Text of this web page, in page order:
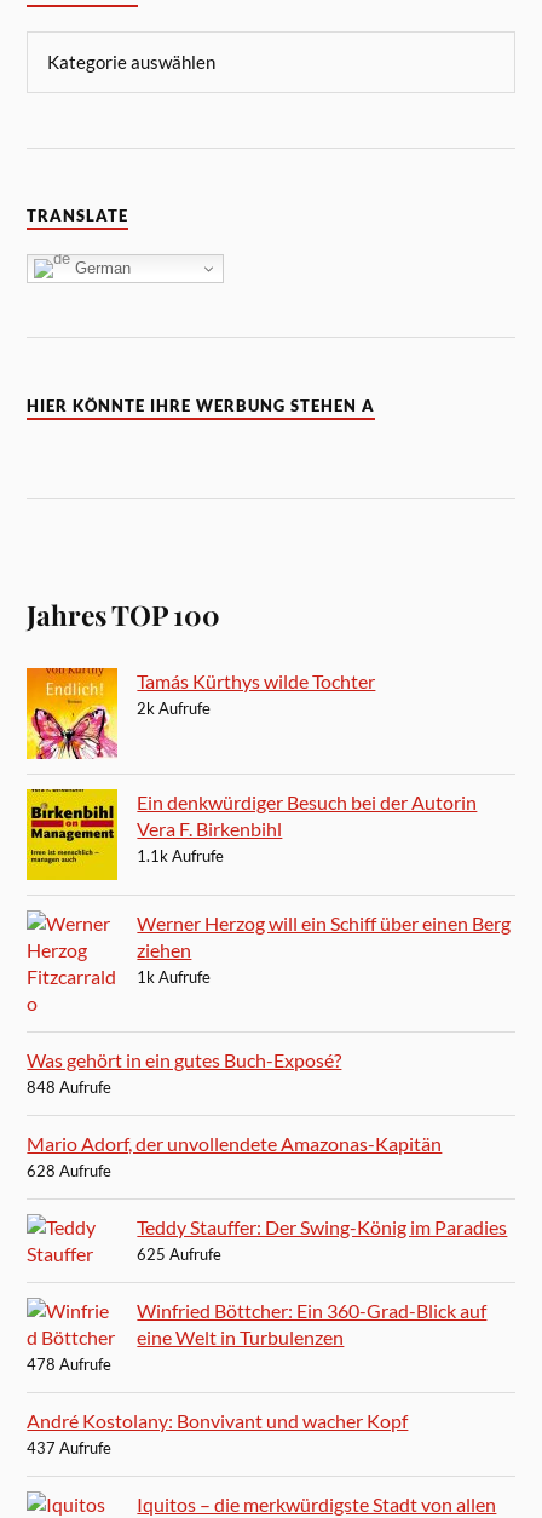
TRANSLATE
German
HIER KÖNNTE IHRE WERBUNG STEHEN A
Jahres TOP 100
Tamás Kürthys wilde Tochter
2k Aufrufe
Ein denkwürdiger Besuch bei der Autorin
Vera F. Birkenbihl
1.1k Aufrufe
Werner Herzog will ein Schiff über einen Berg
ziehen
1k Aufrufe
Was gehört in ein gutes Buch-Exposé?
848 Aufrufe
Mario Adorf, der unvollendete Amazonas-Kapitän
628 Aufrufe
Teddy Stauffer: Der Swing-König im Paradies
625 Aufrufe
Winfried Böttcher: Ein 360-Grad-Blick auf
eine Welt in Turbulenzen
478 Aufrufe
André Kostolany: Bonvivant und wacher Kopf
437 Aufrufe
Iquitos – die merkwürdigste Stadt von allen